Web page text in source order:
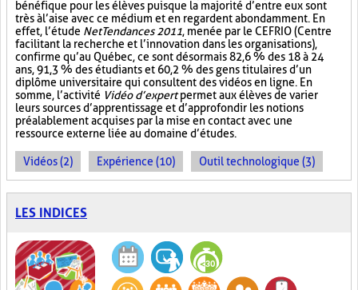
bénéfique pour les élèves puisque la majorité d’entre eux sont
très à l’aise avec ce médium et en regardent abondamment. En
effet, l’étude NetTendances 2011, menée par le CEFRIO (Centre
facilitant la recherche et l’innovation dans les organisations),
confirme qu’au Québec, ce sont désormais 82,6 % des 18 à 24
ans, 91,3 % des étudiants et 60,2 % des gens titulaires d’un
diplôme universitaire qui consultent des vidéos en ligne. En
somme, l’activité Vidéo d’expertpermet aux élèves de varier
leurs sources d’apprentissage et d’approfondir les notions
préalablement acquises par la mise en contact avec une
ressource externe liée au domaine d’études.
Vidéos (2) Expérience (10) Outil technologique (3)
LES INDICES